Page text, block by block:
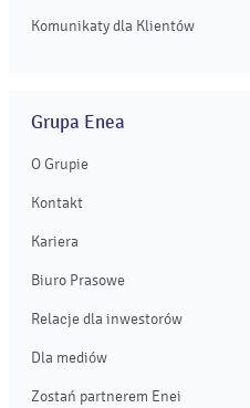
Komunikaty dla Klientów
Grupa Enea
O Grupie
Kontakt
Kariera
Biuro Prasowe
Relacje dla inwestorów
Dla mediów
Zostań partnerem Enei